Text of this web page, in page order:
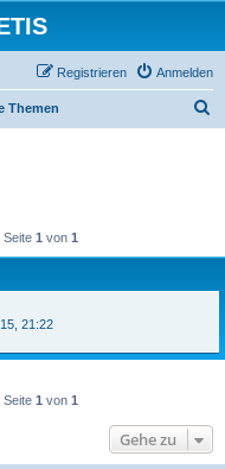
Anmelden
Registrieren
Themen
Seite 1 von 1
21:22
Seite 1 von 1
Gehe zu